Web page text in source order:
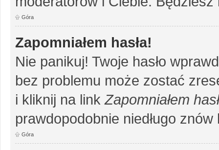
Góra
Zapomniałem hasła!
Nie panikuj! Twoje hasło
bez problemu może zostać
i kliknij na link Zapomniałem
prawdopodobnie niedługo
Góra